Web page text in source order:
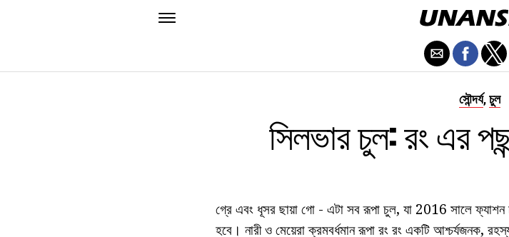
সৌন্দর্য, চুল
সিলভার চুল: রং এর
গ্রে এবং ধূসর ছায়া গো - এটা সব রূপা চুল, যা 2016 সালে
হবে। নারী ও মেয়েরা ক্রমবর্ধমান রূপা রং রং একটি আশ্চর্যজনক,